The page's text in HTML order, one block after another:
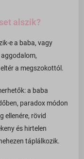
alszik?
e a baba, vagy
a megszokottól.
a baba
paradox módon
ellenére, rövid
és hirtelen
táplálkozik.
és szolgáltatást